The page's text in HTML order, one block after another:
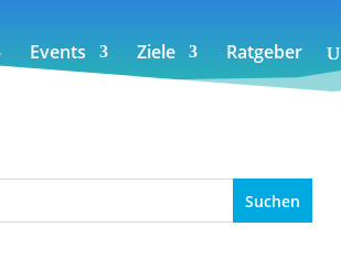
Events Ziele Ratgeber